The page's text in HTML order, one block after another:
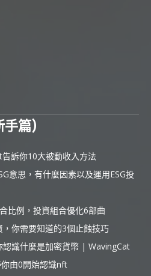
手篇)
訴你10大被動收入方法
意思，有什麼因素以及運用ESG投
比例，投資組合優化6部曲
，你需要知道的3個止蝕技巧
認識什麼是加密貨幣 | WavingCat
由0開始認識nft